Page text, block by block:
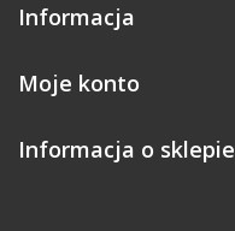
Informacja
Moje konto
Informacja o sklepie